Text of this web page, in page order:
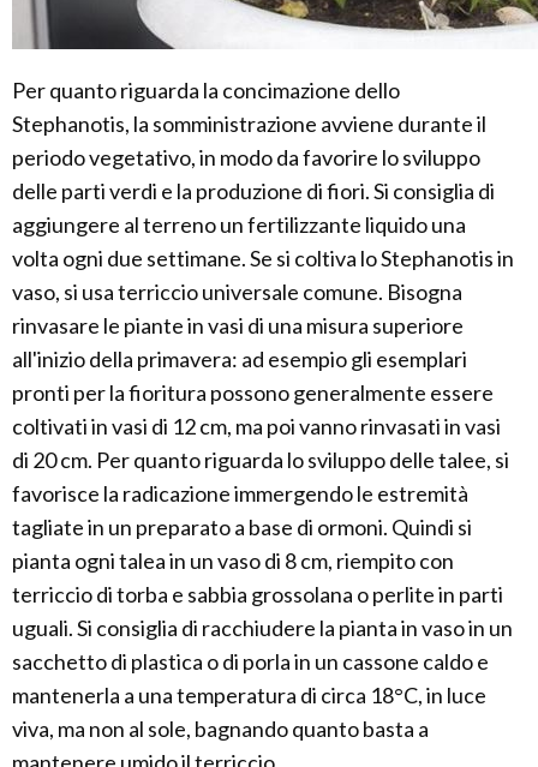
Per quanto riguarda la concimazione dello
Stephanotis, la somministrazione avviene durante il
periodo vegetativo, in modo da favorire lo sviluppo
delle parti verdi e la produzione di fiori. Si consiglia di
aggiungere al terreno un fertilizzante liquido una
volta ogni due settimane. Se si coltiva lo Stephanotis in
vaso, si usa terriccio universale comune. Bisogna
rinvasare le piante in vasi di una misura superiore
all'inizio della primavera: ad esempio gli esemplari
pronti per la fioritura possono generalmente essere
coltivati in vasi di 12 cm, ma poi vanno rinvasati in vasi
di 20 cm. Per quanto riguarda lo sviluppo delle talee, si
favorisce la radicazione immergendo le estremità
tagliate in un preparato a base di ormoni. Quindi si
pianta ogni talea in un vaso di 8 cm, riempito con
terriccio di torba e sabbia grossolana o perlite in parti
uguali. Si consiglia di racchiudere la pianta in vaso in un
sacchetto di plastica o di porla in un cassone caldo e
mantenerla a una temperatura di circa 18°C, in luce
viva, ma non al sole, bagnando quanto basta a